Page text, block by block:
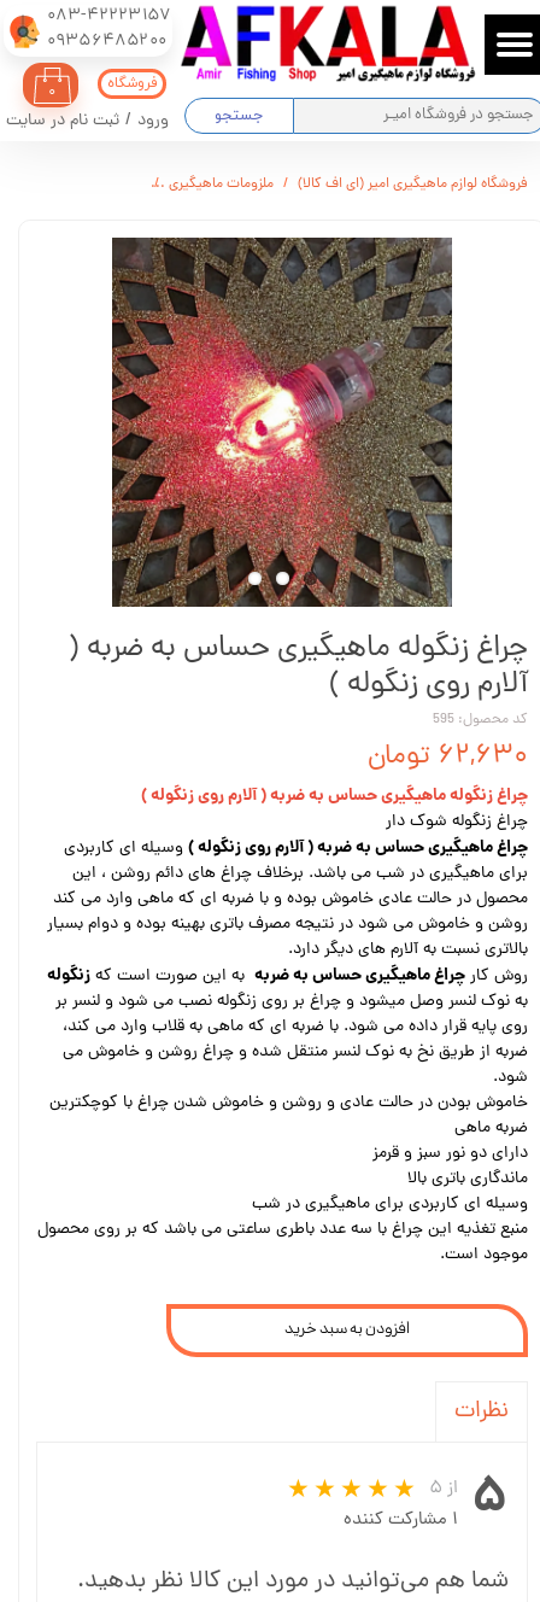
083-42223157
​​​​​​​09356485200
جستجو
۰
ورود / ثبت نام در سایت
حساب کاربری من
تغییر گذر واژه
فروشگاه
فروشگاه لوازم ماهیگیری امیر (ای اف کالا) ملزومات ماهیگیری
چراغ زنگوله ماهیگیری حساس به ضربه (
آلارم روی زنگوله )
کد محصول: 595
۶۲,۶۳۰ تومان
چراغ زنگوله ماهیگیری حساس به ضربه ( آلارم روی زنگوله )
چراغ زنگوله شوک دار
چراغ ماهیگیری حساس به ضربه ( آلارم روی زنگوله )وسیله ای کاربردی
برای ماهیگیری در شب می باشد. برخلاف چراغ های دائم روشن ، این
محصول در حالت عادی خاموش بوده و با ضربه ای که ماهی وارد می کند
روشن و خاموش می شود در نتیجه مصرف باتری بهینه بوده و دوام بسیار
بالاتری نسبت به آلارم های دیگر دارد.
روش کارچراغ ماهیگیری حساس به ضربه به این صورت است کهزنگوله
به نوک لنسر وصل میشود و چراغ بر روی زنگوله نصب می شود و لنسر بر
روی پایه قرار داده می شود. با ضربه ای که ماهی به قلاب وارد می کند،
ضربه از طریق نخ به نوک لنسر منتقل شده و چراغ روشن و خاموش می
شود.
خاموش بودن در حالت عادی و روشن و خاموش شدن چراغ با کوچکترین
ضربه ماهی
دارای دو نور سبز و قرمز
ماندگاری باتری بالا
وسیله ای کاربردی برای ماهیگیری در شب
منبع تغذیه این چراغ با سه عدد باطری ساعتی می باشد که بر روی محصول
موجود است.
افزودن به سبد خرید
نظرات
۵ از ۵
۱ مشارکت کننده
شما هم می‌توانید در مورد این کالا نظر بدهید.